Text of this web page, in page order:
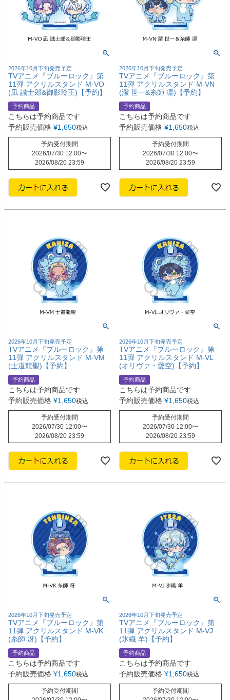
2026年10月下旬発売予定
TVアニメ『ブルーロック』第
11弾 アクリルスタンド M-VO
(凪 誠士郎&御影玲王)【予約】
予約商品
こちらは予約商品です
予約販売価格 ¥1,650税込
予約受付期間
2026/07/30 12:00〜
2026/08/20 23:59
2026年10月下旬発売予定
TVアニメ『ブルーロック』第
11弾 アクリルスタンド M-VN
(潔 世一&糸師 凛)【予約】
予約商品
こちらは予約商品です
予約販売価格 ¥1,650税込
予約受付期間
2026/07/30 12:00〜
2026/08/20 23:59
2026年10月下旬発売予定
TVアニメ『ブルーロック』第
11弾 アクリルスタンド M-VM
(士道龍聖)【予約】
予約商品
こちらは予約商品です
予約販売価格 ¥1,650税込
予約受付期間
2026/07/30 12:00〜
2026/08/20 23:59
2026年10月下旬発売予定
TVアニメ『ブルーロック』第
11弾 アクリルスタンド M-VL
(オリヴァ・愛空)【予約】
予約商品
こちらは予約商品です
予約販売価格 ¥1,650税込
予約受付期間
2026/07/30 12:00〜
2026/08/20 23:59
2026年10月下旬発売予定
TVアニメ『ブルーロック』第
11弾 アクリルスタンド M-VK
(糸師 冴)【予約】
予約商品
こちらは予約商品です
予約販売価格 ¥1,650税込
予約受付期間
2026年10月下旬発売予定
TVアニメ『ブルーロック』第
11弾 アクリルスタンド M-VJ
(氷織 羊)【予約】
予約商品
こちらは予約商品です
予約販売価格 ¥1,650税込
予約受付期間